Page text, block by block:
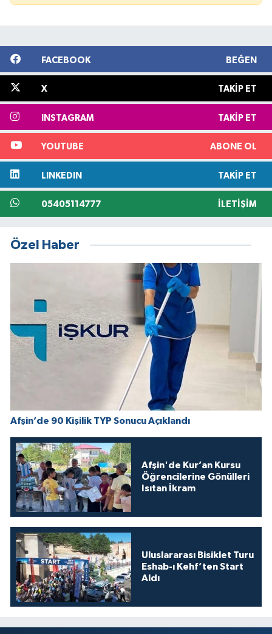
FACEBOOK BEĞEN
X TAKIP ET
INSTAGRAM TAKIP ET
YOUTUBE ABONE OL
LINKEDIN TAKIP ET
05405114777 İLETIŞIM
Özel Haber
Afşin’de 90 Kişilik TYP Sonucu Açıklandı
Afşin'de Kur’an Kursu
Öğrencilerine Gönülleri
Isıtan İkram
Uluslararası Bisiklet Turu
Eshab-ı Kehf’ten Start
Aldı